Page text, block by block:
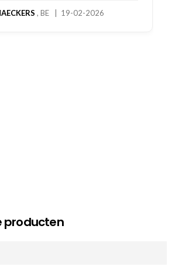
met gifts, waardoor je
producten